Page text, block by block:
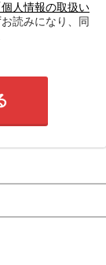
個人情報の取扱い
読みになり、同